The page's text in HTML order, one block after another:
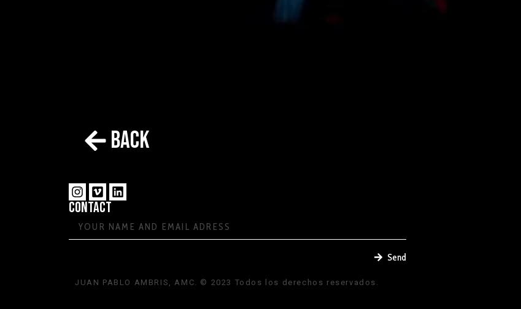
back
CONTACT
Send
JUAN PABLO AMBRIS, AMC. © 2023 Todos los derechos reservados.